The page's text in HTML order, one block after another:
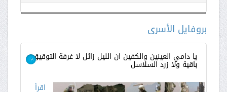
اقرأ
بروفايل الأسرى
يا دامي العينين والكفين ان الليل زائل لا غرفة التوقيق
باقية ولا زرد السلاسل >
اقرأ